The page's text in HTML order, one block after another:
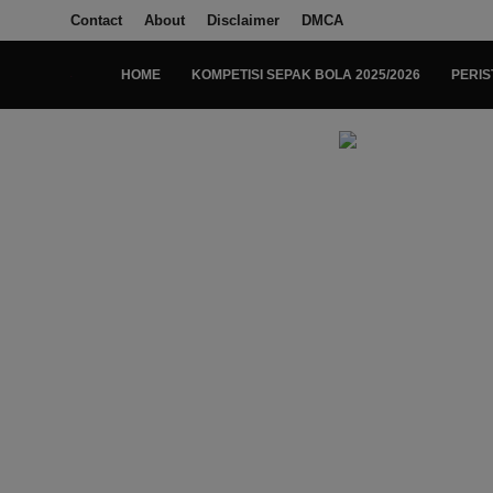
Contact About Disclaimer DMCA
HOME KOMPETISI SEPAK BOLA 2025/2026